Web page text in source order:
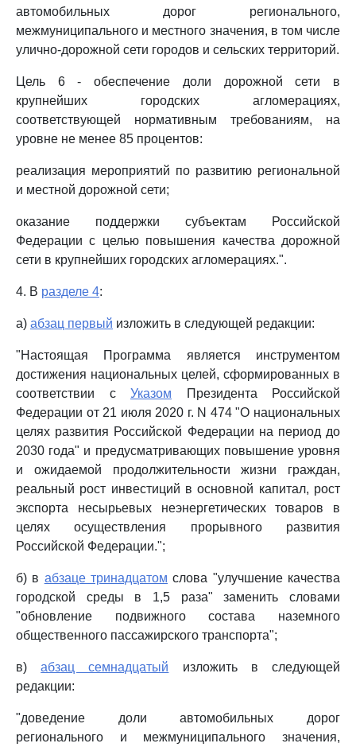
автомобильных дорог регионального,
межмуниципального и местного значения, в том числе
улично-дорожной сети городов и сельских территорий.
Цель 6 - обеспечение доли дорожной сети в
крупнейших городских агломерациях,
соответствующей нормативным требованиям, на
уровне не менее 85 процентов:
реализация мероприятий по развитию региональной
и местной дорожной сети;
оказание поддержки субъектам Российской
Федерации с целью повышения качества дорожной
сети в крупнейших городских агломерациях.".
4. В разделе 4:
а) абзац первый изложить в следующей редакции:
"Настоящая Программа является инструментом
достижения национальных целей, сформированных в
соответствии с Указом Президента Российской
Федерации от 21 июля 2020 г. N 474 "О национальных
целях развития Российской Федерации на период до
2030 года" и предусматривающих повышение уровня
и ожидаемой продолжительности жизни граждан,
реальный рост инвестиций в основной капитал, рост
экспорта несырьевых неэнергетических товаров в
целях осуществления прорывного развития
Российской Федерации.";
б) в абзаце тринадцатом слова "улучшение качества
городской среды в 1,5 раза" заменить словами
"обновление подвижного состава наземного
общественного пассажирского транспорта";
в)абзац семнадцатый изложить в следующей
редакции:
"доведение доли автомобильных дорог
регионального и межмуниципального значения,